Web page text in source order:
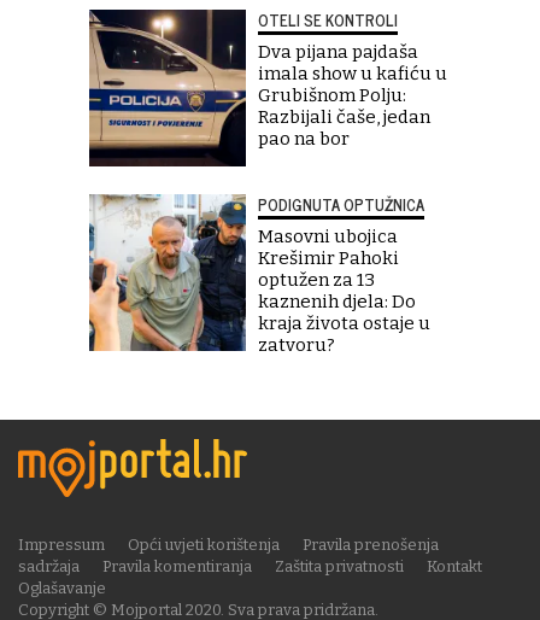
OTELI SE KONTROLI
Dva pijana pajdaša
imala show u kafiću u
Grubišnom Polju:
Razbijali čaše, jedan
pao na bor
PODIGNUTA OPTUŽNICA
Masovni ubojica
Krešimir Pahoki
optužen za 13
kaznenih djela: Do
kraja života ostaje u
zatvoru?
Copyright © Mojportal 2020. Sva prava pridržana.
Impressum Opći uvjeti korištenja
Pravila prenošenja
sadržaja
Pravila komentiranja Zaštita privatnosti
Kontakt
Oglašavanje